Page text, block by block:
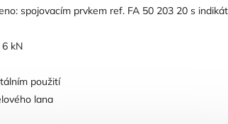
spojovacím prvkem ref. FA 50 203 20 s
kN
použití
lana